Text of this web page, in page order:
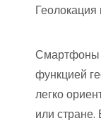
Геолокация
Смартфоны
функцией
легко
или